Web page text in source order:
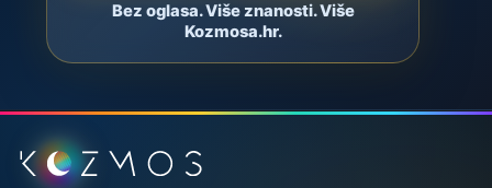
Bez oglasa. Više znanosti. Više
Kozmosa.hr.
Podnožje stranice